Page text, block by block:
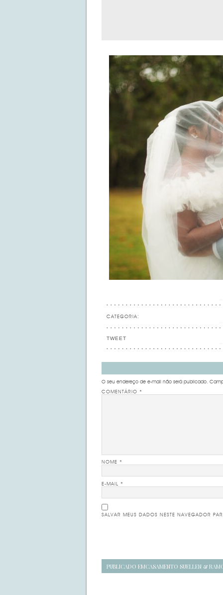
CATEGORIA:
TWEET
O seu endereço de e-mail não será publicado.
COMENTÁRIO *
NOME *
E-MAIL *
SALVAR MEUS DADOS NESTE NAVEGADOR
Navegação
PUBLICADO EMCASAMENTO SUELLEN &